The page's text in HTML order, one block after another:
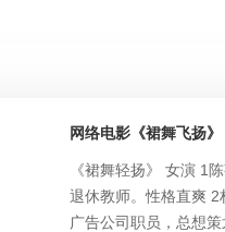
网络电影《裙舞飞扬》
《裙舞轻扬》 女演 1
退休教师。性格直爽
广告公司职员，总想